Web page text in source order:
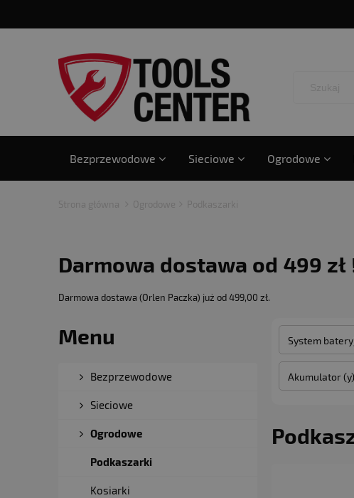
Bezprzewodowe Sieciowe Ogrodowe
Darmowa dostawa od 499 zł
Darmowa dostawa (Orlen Paczka) już od 499,00 zł.
Menu
Bezprzewodowe
Sieciowe
Ogrodowe
Podkaszarki
Kosiarki
System
Akumulator